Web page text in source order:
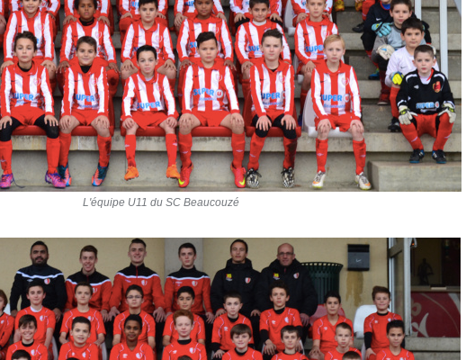
L'équipe U11 du SC Beaucouzé